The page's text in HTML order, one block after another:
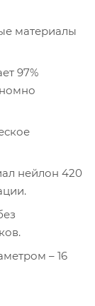
материалы
97%
нейлон 420
– 16